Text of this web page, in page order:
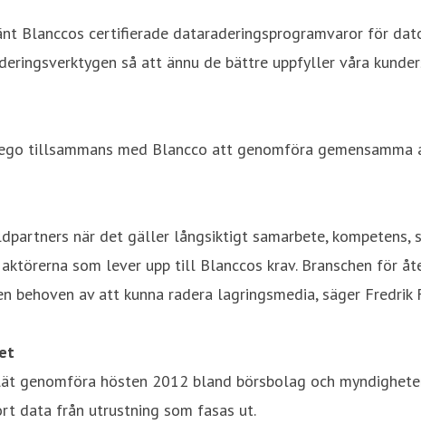
Blanccos certifierade dataraderingsprogramvaror för
så att ännu de bättre uppfyller våra
tillsammans med Blancco att genomföra
när det gäller långsiktigt samarbete, kompetens,
som lever upp till Blanccos krav. Branschen för
behoven av att kunna radera lagringsmedia, säger Fredrik
genomföra hösten 2012 bland börsbolag och
data från utrustning som fasas ut.